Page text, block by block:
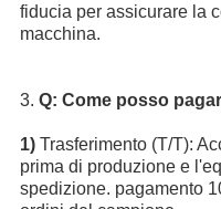
fiducia per assicurare la
macchina.
3. Q: Come posso
1) Trasferimento (T/T):
prima di produzione e
spedizione. pagamento